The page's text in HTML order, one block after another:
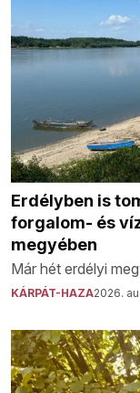
Erdélyben is
forgalom- és
megyében
Már hét erdélyi
KÁRPÁT-HAZA2026.